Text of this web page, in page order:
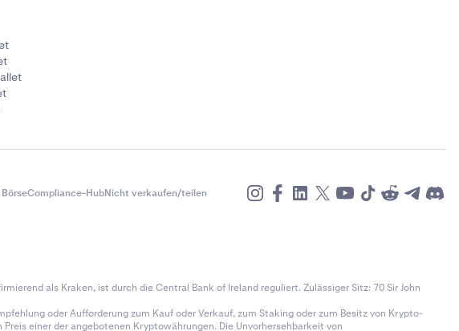
Compliance-HubNicht verkaufen/teilen
als Kraken, ist durch die Central Bank of Ireland reguliert. Zulässiger Sitz: 70 Sir John
oder Aufforderung zum Kauf oder Verkauf, zum Staking oder zum Besitz von Krypto-
einer der angebotenen Kryptowährungen. Die Unvorhersehbarkeit von